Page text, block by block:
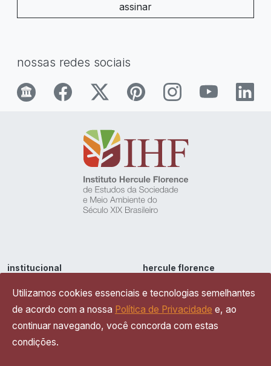
assinar
nossas redes sociais
institucional
parcerias
contato
política de privacidade
hercule florence
iconografia
inventos
leituras
Utilizamos cookies essenciais e tecnologias semelhantes
de acordo com a nossa Política de Privacidade e, ao
continuar navegando, você concorda com estas
condições.